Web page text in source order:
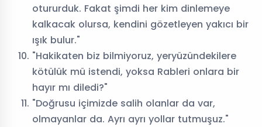
otururduk. Fakat şimdi her kim dinlemeye
kalkacak olursa, kendini gözetleyen yakıcı bir
ışık bulur."
"Hakikaten biz bilmiyoruz, yeryüzündekilere
kötülük mü istendi, yoksa Rableri onlara bir
hayır mı diledi?"
"Doğrusu içimizde salih olanlar da var,
olmayanlar da. Ayrı ayrı yollar tutmuşuz."